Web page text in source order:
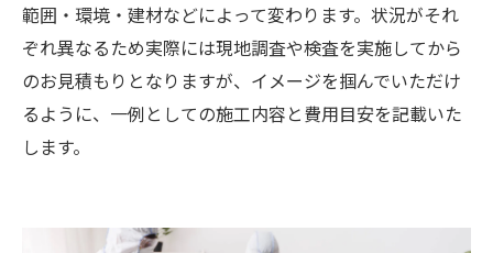
範囲・環境・建材などによって変わります。状況がそれ
ぞれ異なるため実際には現地調査や検査を実施してから
のお見積もりとなりますが、イメージを掴んでいただけ
るように、一例としての施工内容と費用目安を記載いた
します。